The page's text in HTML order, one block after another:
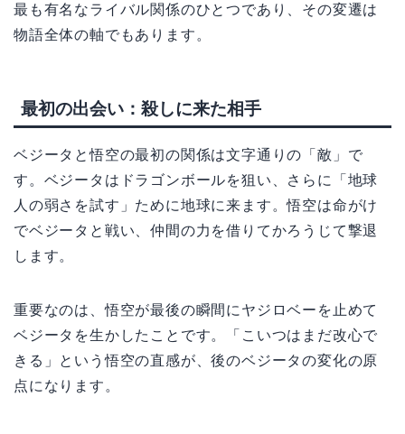
最も有名なライバル関係のひとつであり、その変遷は
物語全体の軸でもあります。
最初の出会い：殺しに来た相手
ベジータと悟空の最初の関係は文字通りの「敵」で
す。ベジータはドラゴンボールを狙い、さらに「地球
人の弱さを試す」ために地球に来ます。悟空は命がけ
でベジータと戦い、仲間の力を借りてかろうじて撃退
します。
重要なのは、悟空が最後の瞬間にヤジロベーを止めて
ベジータを生かしたことです。「こいつはまだ改心で
きる」という悟空の直感が、後のベジータの変化の原
点になります。